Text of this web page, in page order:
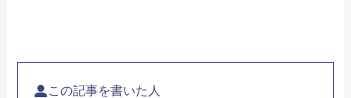
この記事を書いた人